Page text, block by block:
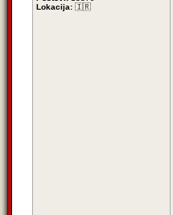
Lokacija: 🇮🇷